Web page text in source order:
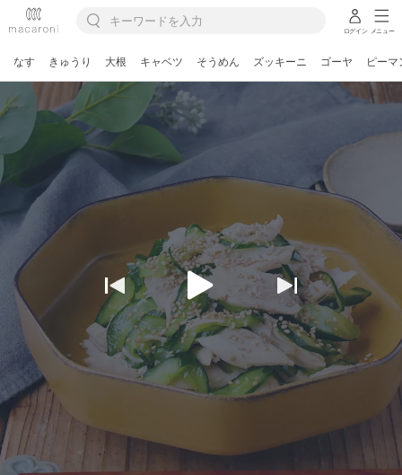
ログイン メニュー
なす きゅうり 大根 キャベツ そうめん ズッキーニ ゴーヤ ピーマ